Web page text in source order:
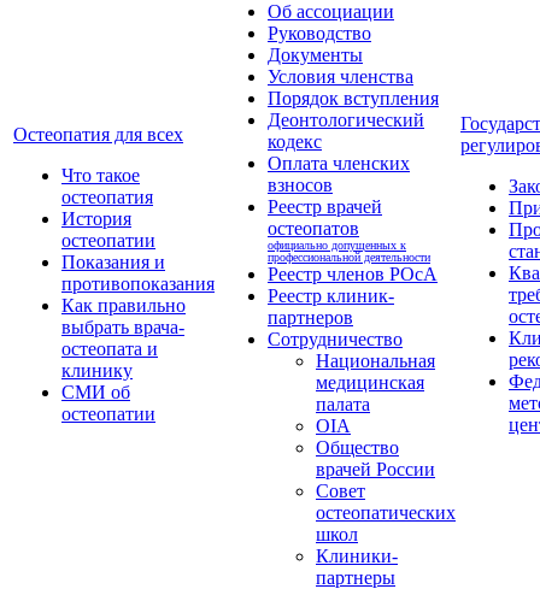
Остеопатия для всех
Что такое
остеопатия
История
остеопатии
Показания и
противопоказания
Как правильно
выбрать врача-
остеопата и
клинику
СМИ об
остеопатии
Об ассоциации
Руководство
Документы
Условия членства
Порядок вступления
Деонтологический
кодекс
Оплата членских
взносов
Реестр врачей
остеопатов
официально допущенных к
профессиональной деятельности
Реестр членов РОсА
Реестр клиник-
партнеров
Сотрудничество
Национальная
медицинская
палата
OIA
Общество
врачей России
Совет
остеопатических
школ
Клиники-
партнеры